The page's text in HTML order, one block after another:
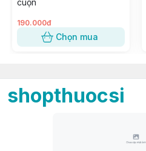
190.000đ
Chọn mua
shopthuocsi